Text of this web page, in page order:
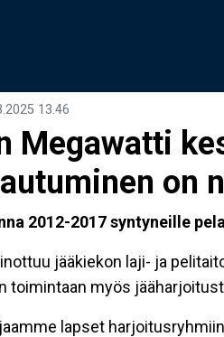
13.46
Megawatti
on
2012-2017 syntyneille
jääkiekon laji- ja
toimintaan myös
lapset